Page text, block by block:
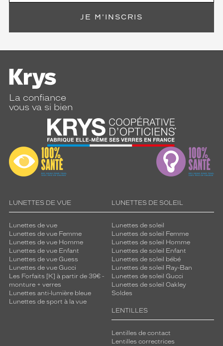
Alcon
France
Conditionnement
JE M'INSCRIS
La confiance
vous va si bien
LUNETTES DE VUE
Lunettes de vue
Lunettes de vue Femme
Lunettes de vue Homme
Lunettes de vue Enfant
Lunettes de vue Guess
Lunettes de vue Gucci
Les Forfaits [K] à partir de 39€ -
monture + verres
Lunettes anti-lumière bleue
Lunettes de sport à la vue
LUNETTES DE SOLEIL
Lunettes de soleil
Lunettes de soleil Femme
Lunettes de soleil Homme
Lunettes de soleil Enfant
Lunettes de soleil bébé
Lunettes de soleil Ray-Ban
Lunettes de soleil Gucci
Lunettes de soleil Oakley
Soldes
LENTILLES
Lentilles de contact
Lentilles correctrices